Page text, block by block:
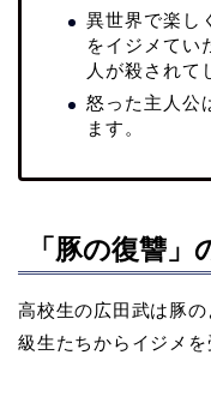
異世界で楽し
をイジメてい
人が殺されて
怒った主人公
ます。
「豚の復讐」
高校生の広田武は豚
級生たちからイジメを